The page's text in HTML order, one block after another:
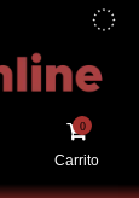
0
Carrito